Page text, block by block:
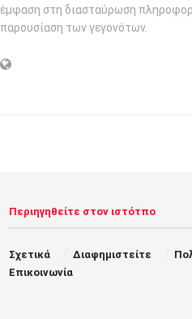
έμφαση στη διασταύρωση
παρουσίαση των γεγονότων.
Περιηγηθείτε στον ιστότπο
Σχετικά Διαφημιστείτε
Επικοινωνία